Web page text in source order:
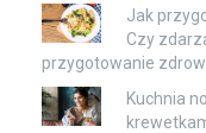
Jak
Czy
przygotowanie
Kuchnia